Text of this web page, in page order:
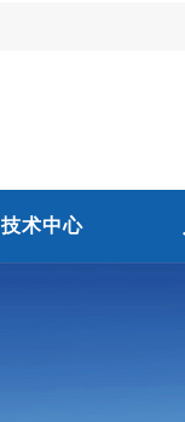
技术中心